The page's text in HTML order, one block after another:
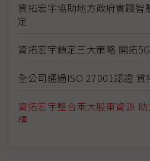
資拓宏宇協助地方政府實踐智
定
資拓宏宇鎖定三大策略 開拓
全公司通過ISO 27001認證
資拓宏宇整合兩大股東資源
標